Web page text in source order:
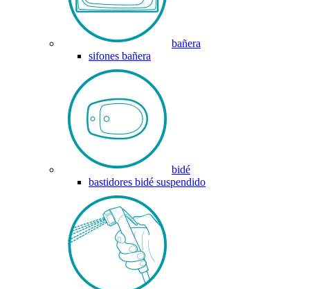
bañera
sifones bañera
bidé
bastidores bidé suspendido